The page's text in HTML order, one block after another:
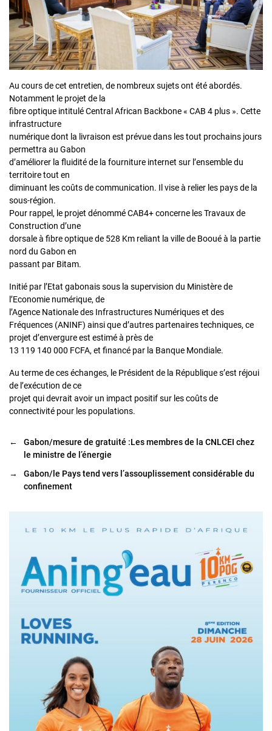
Au cours de cet entretien, de nombreux sujets ont été abordés.
Notamment le projet de la
fibre optique intitulé Central African Backbone « CAB 4 plus ». Cette
infrastructure
numérique dont la livraison est prévue dans les tout prochains jours
permettra au Gabon
d’améliorer la fluidité de la fourniture internet sur l’ensemble du
territoire tout en
diminuant les coûts de communication. Il vise à relier les pays de la
sous-région.
Pour rappel, le projet dénommé CAB4+ concerne les Travaux de
Construction d’une
dorsale à fibre optique de 528 Km reliant la ville de Booué à la partie
nord du Gabon en
passant par Bitam.
Initié par l’Etat gabonais sous la supervision du Ministère de
l’Economie numérique, de
l’Agence Nationale des Infrastructures Numériques et des
Fréquences (ANINF) ainsi que d’autres partenaires techniques, ce
projet d’envergure est estimé à près de
13 119 140 000 FCFA, et financé par la Banque Mondiale.
Au terme de ces échanges, le Président de la République s’est réjoui
de l’exécution de ce
projet qui devrait avoir un impact positif sur les coûts de
connectivité pour les populations.
←
Gabon/mesure de gratuité :Les membres de la CNLCEI chez
le ministre de l’énergie
→
Gabon/le Pays tend vers l’assouplissement considérable du
confinement